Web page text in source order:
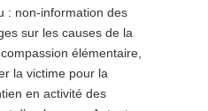
: non-information des
sur les causes de la
élémentaire,
la victime pour la
en activité des